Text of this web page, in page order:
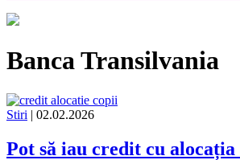
Banca Transilvania
Stiri | 02.02.2026
Pot să iau credit cu